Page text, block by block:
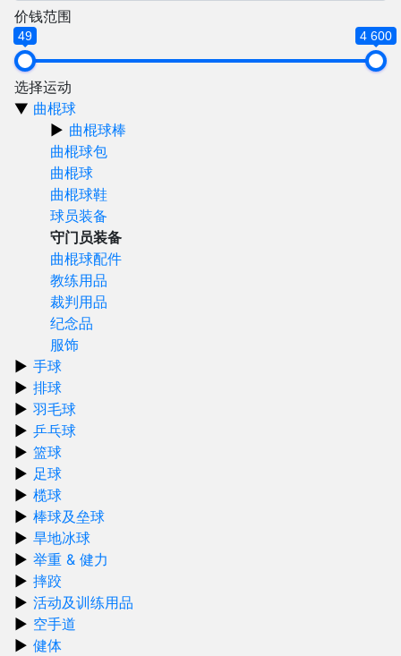
价钱范围
49 4 600
选择运动
曲棍球
曲棍球棒
曲棍球包
曲棍球
曲棍球鞋
球员装备
守门员装备
曲棍球配件
教练用品
裁判用品
纪念品
服饰
手球
排球
羽毛球
乒乓球
篮球
足球
榄球
棒球及垒球
旱地冰球
举重 & 健力
摔跤
活动及训练用品
空手道
健体